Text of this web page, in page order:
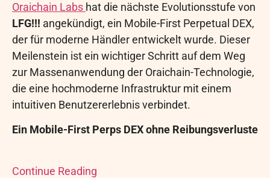
Oraichain Labs hat die nächste Evolutionsstufe von
LFG!!! angekündigt, ein Mobile-First Perpetual DEX,
der für moderne Händler entwickelt wurde. Dieser
Meilenstein ist ein wichtiger Schritt auf dem Weg
zur Massenanwendung der Oraichain-Technologie,
die eine hochmoderne Infrastruktur mit einem
intuitiven Benutzererlebnis verbindet.
Ein Mobile-First Perps DEX ohne Reibungsverluste
Continue Reading